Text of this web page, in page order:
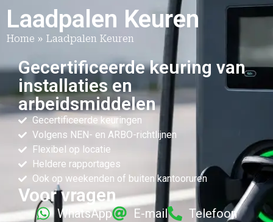
Laadpalen Keuren
Home » Laadpalen Keuren
Gecertificeerde keuring van
installaties en
arbeidsmiddelen
Gecertificeerde keuringen
Volgens NEN- en ARBO-richtlijnen
Flexibel op locatie
Heldere rapportages
Ook op weekenden of buiten kantooruren
Voor vragen
WhatsApp E-mail Telefoon